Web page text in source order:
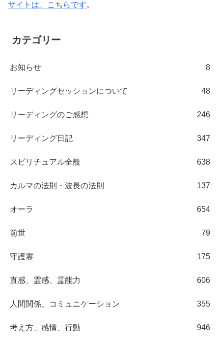
サイトは、こちらです。
カテゴリー
お知らせ 8
リーディングセッションについて 48
リーディングのご感想 246
リーディング日記 347
スピリチュアル全般 638
カルマの法則・波長の法則 137
オーラ 654
前世 79
守護霊 175
直感、霊感、霊能力 606
人間関係、コミュニケーション 355
考え方、感情、行動 946